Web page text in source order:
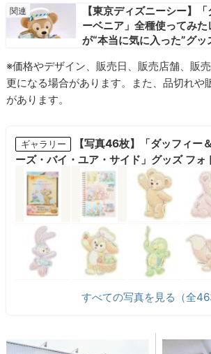
【東京ディズニーシー】
ーベニア」全種使ってみ
が“本当に気に入った”グ
※価格やデザイン、販売日、販売店舗、販
更になる場合があります。また、品切れや
があります。
ギャラリー
【写真46枚】「ダッフィー
ーズ・バイ・ユア・サイド」グッズ フォ
すべての写真を見る（全46